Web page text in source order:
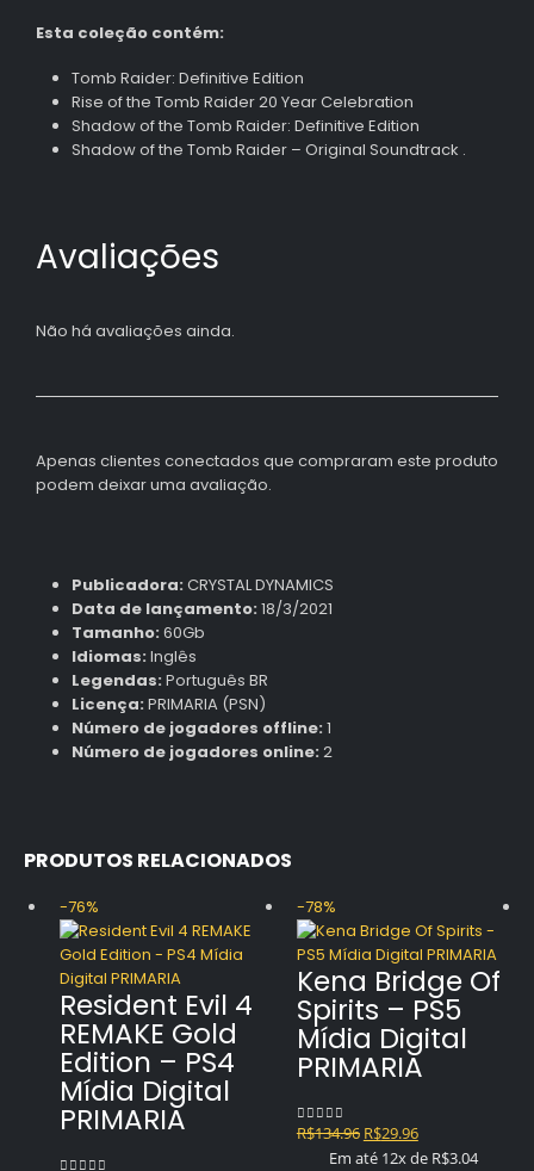
Esta coleção contém:
Tomb Raider: Definitive Edition
Rise of the Tomb Raider 20 Year Celebration
Shadow of the Tomb Raider: Definitive Edition
Shadow of the Tomb Raider – Original Soundtrack .
Avaliações
Não há avaliações ainda.
Apenas clientes conectados que compraram este produto
podem deixar uma avaliação.
Publicadora: CRYSTAL DYNAMICS
Data de lançamento: 18/3/2021
Tamanho: 60Gb
Idiomas: Inglês
Legendas: Português BR
Licença: PRIMARIA (PSN)
Número de jogadores offline: 1
Número de jogadores online: 2
PRODUTOS RELACIONADOS
-76%
Resident Evil 4
REMAKE Gold
Edition – PS4
Mídia Digital
PRIMARIA
-78%
Kena Bridge Of
Spirits – PS5
Mídia Digital
PRIMARIA
0out of 5
R$134.96 O
preço
R$29.96O
preço
Em até 12x de R$3.04